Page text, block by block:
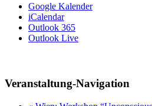
Google Kalender
iCalendar
Outlook 365
Outlook Live
Veranstaltung-Navigation